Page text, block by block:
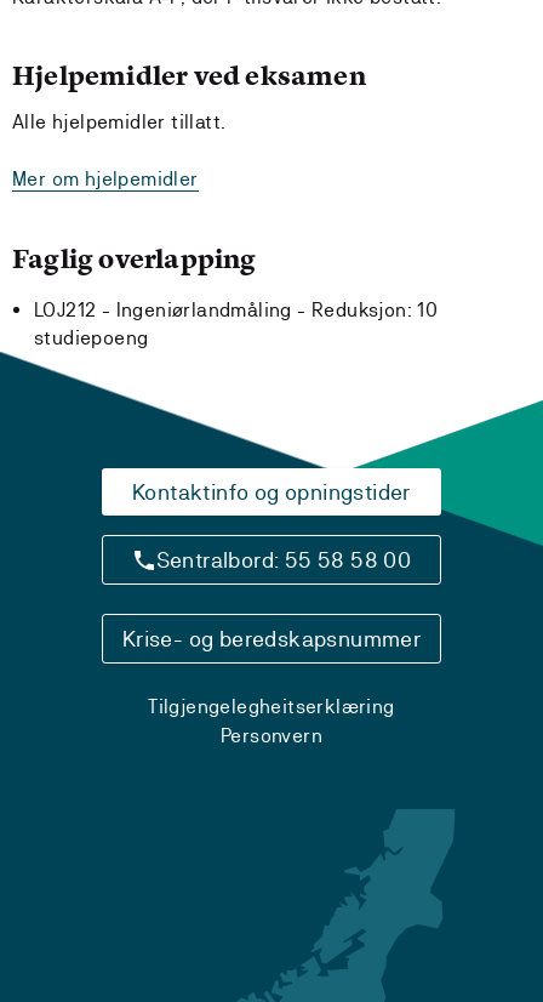
Hjelpemidler ved eksamen
Alle hjelpemidler tillatt.
Mer om hjelpemidler
Faglig overlapping
LOJ212 - Ingeniørlandmåling - Reduksjon: 10
studiepoeng
Kontaktinfo og opningstider
Sentralbord: 55 58 58 00
Krise- og beredskapsnummer
Tilgjengelegheitserklæring
Personvern